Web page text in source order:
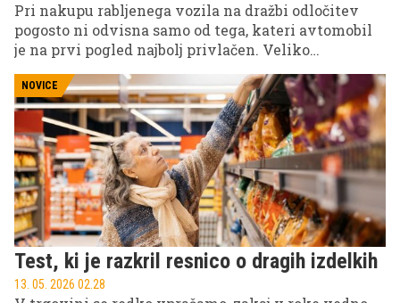
Pri nakupu rabljenega vozila na dražbi odločitev
pogosto ni odvisna samo od tega, kateri avtomobil
je na prvi pogled najbolj privlačen. Veliko
ponudb izloči neprimerna vozila in se osredotoči na
tista, ki se ujemajo z njegovim proračunom,
namenom nakupa in realnim tržnim potencialom.
Prav zato so filtri pri dražbah vozil eden
najpomembnejših delov nakupnega procesa.
NOVICE
Test, ki je razkril resnico o dragih izdelkih
13. 05. 2026 02.28